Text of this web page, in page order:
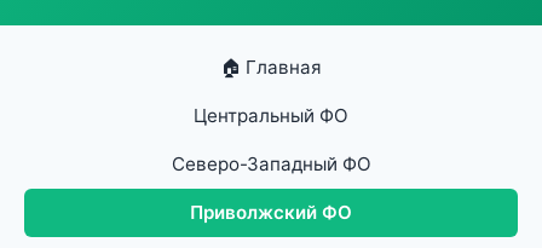
🏠 Главная
Центральный ФО
Северо-Западный ФО
Приволжский ФО